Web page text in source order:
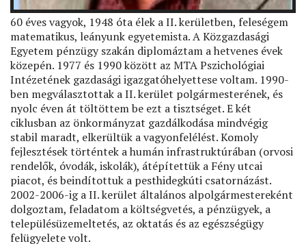
60 éves vagyok, 1948 óta élek a II. kerületben, feleségem
matematikus, leányunk egyetemista. A Közgazdasági
Egyetem pénzügy szakán diplomáztam a hetvenes évek
közepén. 1977 és 1990 között az MTA Pszichológiai
Intézetének gazdasági igazgatóhelyettese voltam. 1990-
ben megválasztottak a II. kerület polgármesterének, és
nyolc éven át töltöttem be ezt a tisztséget. E két
ciklusban az önkormányzat gazdálkodása mindvégig
stabil maradt, elkerültük a vagyonfelélést. Komoly
fejlesztések történtek a humán infrastruktúrában (orvosi
rendelők, óvodák, iskolák), átépítettük a Fény utcai
piacot, és beindítottuk a pesthidegkúti csatornázást.
2002-2006-ig a II. kerület általános alpolgármestereként
dolgoztam, feladatom a költségvetés, a pénzügyek, a
településüzemeltetés, az oktatás és az egészségügy
felügyelete volt.